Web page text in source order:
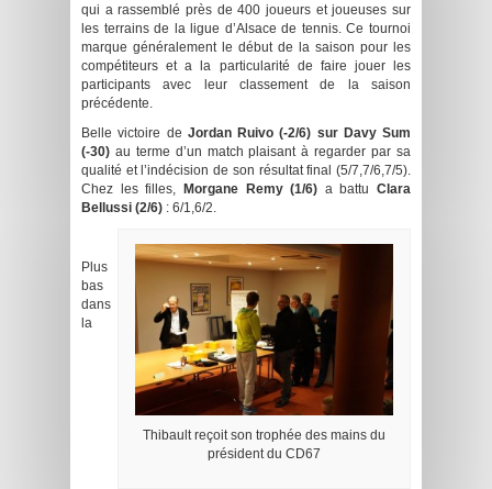
qui a rassemblé près de 400 joueurs et joueuses sur
les terrains de la ligue d’Alsace de tennis. Ce tournoi
marque généralement le début de la saison pour les
compétiteurs et a la particularité de faire jouer les
participants avec leur classement de la saison
précédente.
Belle victoire de Jordan Ruivo (-2/6) sur Davy Sum
(-30) au terme d’un match plaisant à regarder par sa
qualité et l’indécision de son résultat final (5/7,7/6,7/5).
Chez les filles, Morgane Remy (1/6) a battu Clara
Bellussi (2/6) : 6/1,6/2.
Thibault reçoit son trophée des mains du
président du CD67
Plus
bas
dans
la